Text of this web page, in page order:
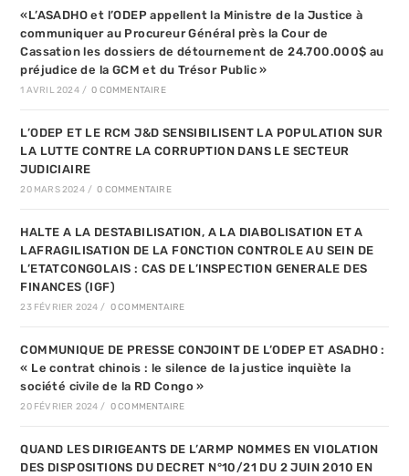
«L’ASADHO et l’ODEP appellent la Ministre de la Justice à
communiquer au Procureur Général près la Cour de
Cassation les dossiers de détournement de 24.700.000$ au
préjudice de la GCM et du Trésor Public »
1 AVRIL 2024 / 0 COMMENTAIRE
L’ODEP ET LE RCM J&D SENSIBILISENT LA POPULATION SUR
LA LUTTE CONTRE LA CORRUPTION DANS LE SECTEUR
JUDICIAIRE
20 MARS 2024 / 0 COMMENTAIRE
HALTE A LA DESTABILISATION, A LA DIABOLISATION ET A
LAFRAGILISATION DE LA FONCTION CONTROLE AU SEIN DE
L’ETATCONGOLAIS : CAS DE L’INSPECTION GENERALE DES
FINANCES (IGF)
23 FÉVRIER 2024 / 0 COMMENTAIRE
COMMUNIQUE DE PRESSE CONJOINT DE L’ODEP ET ASADHO :
« Le contrat chinois : le silence de la justice inquiète la
société civile de la RD Congo »
20 FÉVRIER 2024 / 0 COMMENTAIRE
QUAND LES DIRIGEANTS DE L’ARMP NOMMES EN VIOLATION
DES DISPOSITIONS DU DECRET N°10/21 DU 2 JUIN 2010 EN